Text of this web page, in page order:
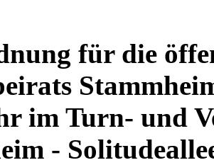
für die
im Turn- und
-